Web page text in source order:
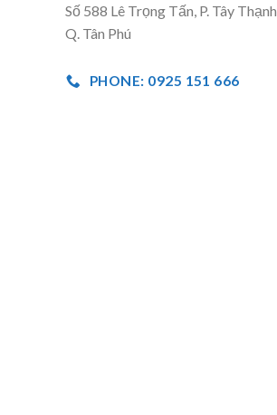
Số 588 Lê Trọng Tấn, P. Tây Thạnh,
Q. Tân Phú
PHONE: 0925 151 666